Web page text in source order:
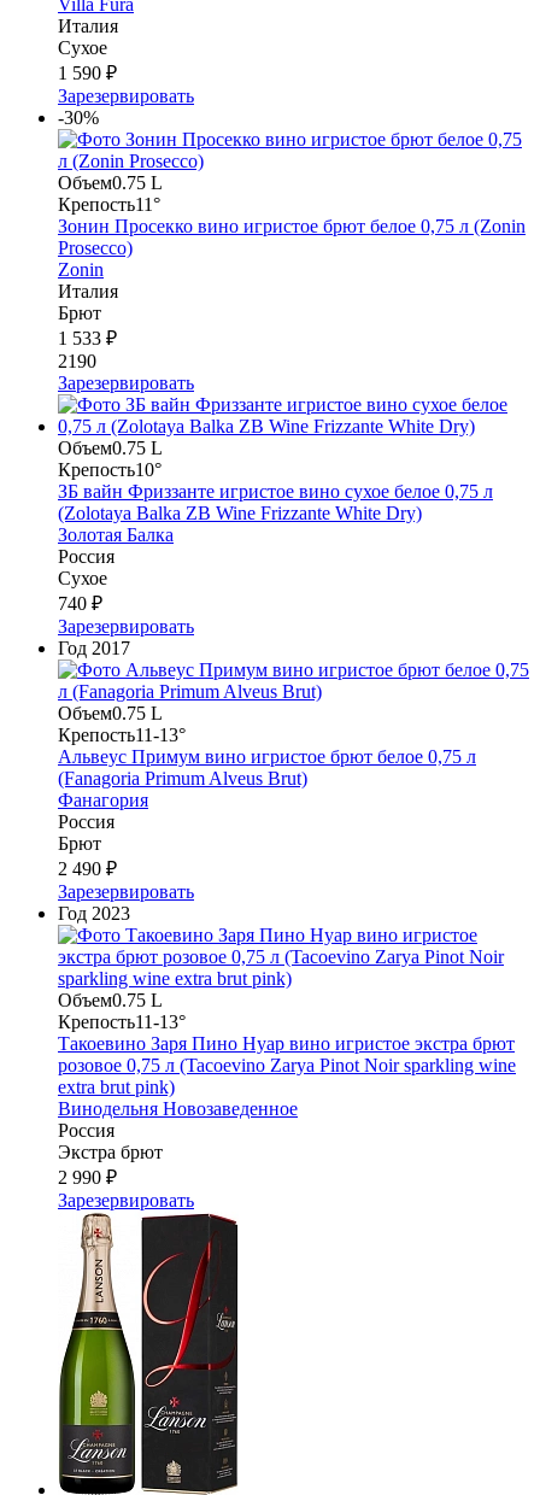
Италия
Сухое
1 590 ₽
Зарезервировать
-30%
Объем0.75 L
Крепость11°
Зонин Просекко вино игристое брют белое 0,75 л (Zonin
Prosecco)
Zonin
Италия
Брют
1 533 ₽
2190
Зарезервировать
Объем0.75 L
Крепость10°
ЗБ вайн Фриззанте игристое вино сухое белое 0,75 л
(Zolotaya Balka ZB Wine Frizzante White Dry)
Золотая Балка
Россия
Сухое
740 ₽
Зарезервировать
Год 2017
Объем0.75 L
Крепость11-13°
Альвеус Примум вино игристое брют белое 0,75 л
(Fanagoria Primum Alveus Brut)
Фанагория
Россия
Брют
2 490 ₽
Зарезервировать
Год 2023
Объем0.75 L
Крепость11-13°
Такоевино Заря Пино Нуар вино игристое экстра брют
розовое 0,75 л (Tacoevino Zarya Pinot Noir sparkling wine
extra brut pink)
Винодельня Новозаведенное
Россия
Экстра брют
2 990 ₽
Зарезервировать